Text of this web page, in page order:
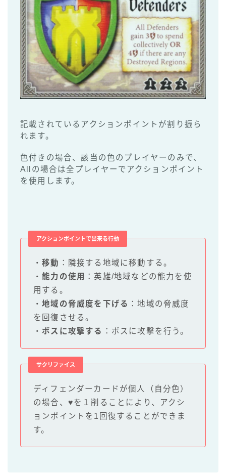
記載されているアクションポイントが割り振ら
れます。
色付きの場合、該当の色のプレイヤーのみで、
Allの場合は全プレイヤーでアクションポイント
を使用します。
アクションポイントで出来る行動
・移動 ：隣接する地域に移動する。
・能力の使用
：英雄/地域などの能力を使
用する。
・地域の脅威度を下げる ：地域の脅威度
を回復させる。
・ボスに攻撃する ：ボスに攻撃を行う。
サクリファイス
ディフェンダーカードが個人（自分色）
の場合、♥を１削ることにより、アクシ
ョンポイントを1回復することができま
す。